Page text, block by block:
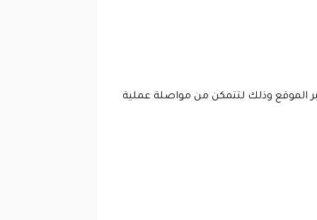
الموقع وذلك لتتمكن من مواصلة عملية